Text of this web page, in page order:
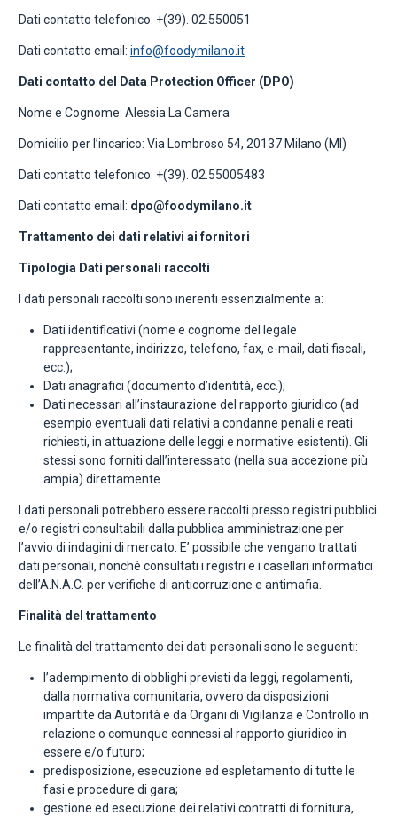
Dati contatto telefonico: +(39). 02.550051
Dati contatto email: info@foodymilano.it
Dati contatto del Data Protection Officer (DPO)
Nome e Cognome: Alessia La Camera
Domicilio per l’incarico: Via Lombroso 54, 20137 Milano (MI)
Dati contatto telefonico: +(39). 02.55005483
Dati contatto email: dpo@foodymilano.it
Trattamento dei dati relativi ai fornitori
Tipologia Dati personali raccolti
I dati personali raccolti sono inerenti essenzialmente a:
Dati identificativi (nome e cognome del legale
rappresentante, indirizzo, telefono, fax, e-mail, dati fiscali,
ecc.);
Dati anagrafici (documento d’identità, ecc.);
Dati necessari all’instaurazione del rapporto giuridico (ad
esempio eventuali dati relativi a condanne penali e reati
richiesti, in attuazione delle leggi e normative esistenti). Gli
stessi sono forniti dall’interessato (nella sua accezione più
ampia) direttamente.
I dati personali potrebbero essere raccolti presso registri pubblici
e/o registri consultabili dalla pubblica amministrazione per
l’avvio di indagini di mercato. E’ possibile che vengano trattati
dati personali, nonché consultati i registri e i casellari informatici
dell’A.N.A.C. per verifiche di anticorruzione e antimafia.
Finalità del trattamento
Le finalità del trattamento dei dati personali sono le seguenti:
l’adempimento di obblighi previsti da leggi, regolamenti,
dalla normativa comunitaria, ovvero da disposizioni
impartite da Autorità e da Organi di Vigilanza e Controllo in
relazione o comunque connessi al rapporto giuridico in
essere e/o futuro;
predisposizione, esecuzione ed espletamento di tutte le
fasi e procedure di gara;
gestione ed esecuzione dei relativi contratti di fornitura,